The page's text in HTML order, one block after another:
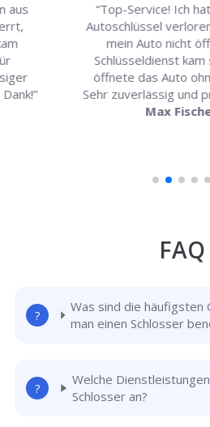
aus
“Top-Service! Ich
Autoschlüssel
mein Auto nicht
Schlüsseldienst kam
öffnete das Auto
Sehr zuverlässig und
Max
FAQ
Was sind die häufigsten
man einen Schlosser
Welche
Schlosser an?